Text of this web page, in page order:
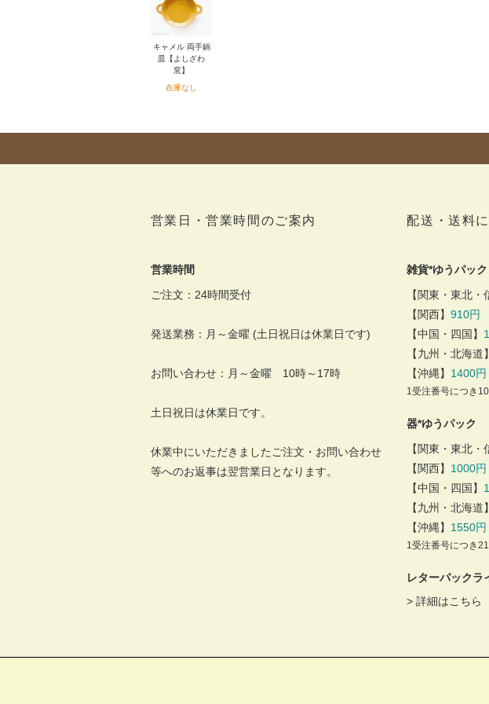
キャメル 両手鍋
皿【よしざわ
窯】
在庫なし
営業日・営業時間のご案内
営業時間
ご注文：24時間受付
発送業務：月～金曜 (土日祝日は休業日です)
お問い合わせ：月～金曜 10時～17時
土日祝日は休業日です。
休業中にいただきましたご注文・お問い合わせ
等へのお返事は翌営業日となります。
配送・送料
雑貨*ゆうパック
【関東・東北
【関西】910円
【中国・四国】
【九州・北海道】
【沖縄】 1400円
1受注番号につき
器*ゆうパック
【関東・東北
【関西】 1000円
【中国・四国】
【九州・北海道】
【沖縄】 1550円
1受注番号につき
レターパック
>詳細はこちら